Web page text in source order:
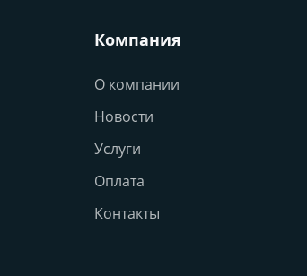
Компания
О компании
Новости
Услуги
Оплата
Контакты